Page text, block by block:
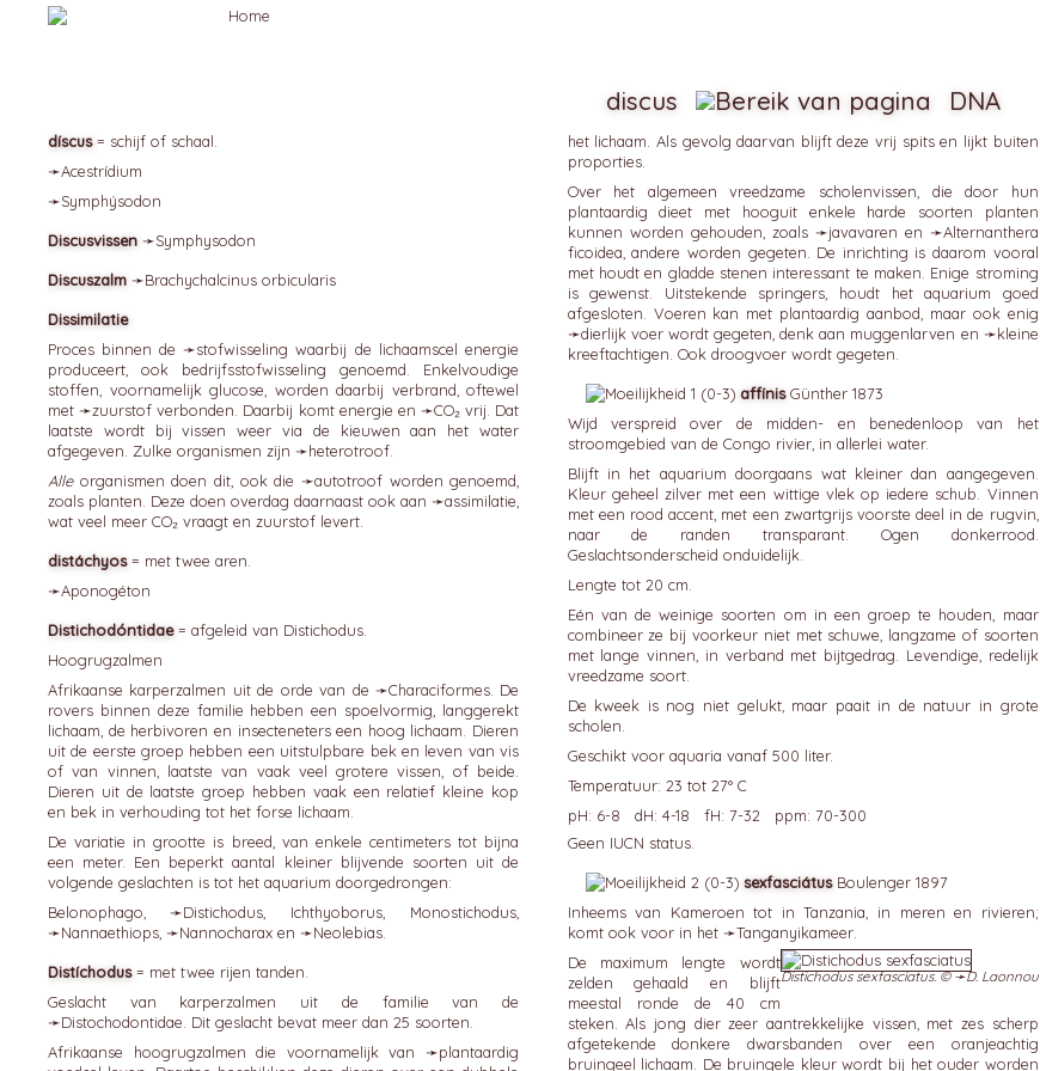
discus DNA
díscus = schijf of schaal.
➛Acestrídium
➛Symphýsodon
Discusvissen ➛Symphysodon
Discuszalm ➛Brachychalcinus orbicularis
Dissimilatie
Proces binnen de ➛stofwisseling waarbij de lichaamscel energie
produceert, ook bedrijfsstofwisseling genoemd. Enkelvoudige
stoffen, voornamelijk glucose, worden daarbij verbrand, oftewel
met ➛zuurstof verbonden. Daarbij komt energie en ➛CO₂ vrij. Dat
laatste wordt bij vissen weer via de kieuwen aan het water
afgegeven. Zulke organismen zijn ➛heterotroof
Alleorganismen doen dit, ook die ➛autotroof worden genoemd,
zoals planten. Deze doen overdag daarnaast ook aan ➛assimilatie
wat veel meer CO₂ vraagt en zuurstof levert.
distáchyos = met twee aren.
➛Aponogéton
Distichodóntidae = afgeleid van Distichodus.
Hoogrugzalmen
Afrikaanse karperzalmen uit de orde van de ➛Characiformes . De
rovers binnen deze familie hebben een spoelvormig, langgerekt
lichaam, de herbivoren en insecteneters een hoog lichaam. Dieren
uit de eerste groep hebben een uitstulpbare bek en leven van vis
of van vinnen, laatste van vaak veel grotere vissen, of beide.
Dieren uit de laatste groep hebben vaak een relatief kleine kop
en bek in verhouding tot het forse lichaam.
De variatie in grootte is breed, van enkele centimeters tot bijna
een meter. Een beperkt aantal kleiner blijvende soorten uit de
volgende geslachten is tot het aquarium doorgedrongen:
Belonophago, ➛Distichodus , Ichthyoborus, Monostichodus,
➛Nannaethiops , ➛Nannocharax en ➛Neolebias
Distíchodus = met twee rijen tanden.
Geslacht van karperzalmen uit de familie van de
➛Distochodontidae . Dit geslacht bevat meer dan 25 soorten.
Afrikaanse hoogrugzalmen die voornamelijk van ➛plantaardig
het lichaam. Als gevolg daarvan blijft deze vrij spits en lijkt buiten
proporties.
Over het algemeen vreedzame scholenvissen, die door hun
plantaardig dieet met hooguit enkele harde soorten planten
kunnen worden gehouden, zoals ➛javavaren en ➛Alternanthera
ficoidea, andere worden gegeten. De inrichting is daarom vooral
met houdt en gladde stenen interessant te maken. Enige stroming
is gewenst. Uitstekende springers, houdt het aquarium goed
afgesloten. Voeren kan met plantaardig aanbod, maar ook enig
➛dierlijk voer wordt gegeten, denk aan muggenlarven en ➛kleine
kreeftachtigen . Ook droogvoer wordt gegeten.
affínisGünther 1873
Wijd verspreid over de midden- en benedenloop van het
stroomgebied van de Congo rivier, in allerlei water.
Blijft in het aquarium doorgaans wat kleiner dan aangegeven.
Kleur geheel zilver met een wittige vlek op iedere schub. Vinnen
met een rood accent, met een zwartgrijs voorste deel in de rugvin,
naar de randen transparant. Ogen donkerrood.
Geslachtsonderscheid onduidelijk.
Lengte tot 20 cm.
Eén van de weinige soorten om in een groep te houden, maar
combineer ze bij voorkeur niet met schuwe, langzame of soorten
met lange vinnen, in verband met bijtgedrag. Levendige, redelijk
vreedzame soort.
De kweek is nog niet gelukt, maar paait in de natuur in grote
scholen.
Geschikt voor aquaria vanaf 500 liter.
Temperatuur: 23 tot 27° C
pH: 6-8 dH: 4-18 fH: 7-32 ppm: 70-300
Geen IUCN status.
sexfasciátusBoulenger 1897
Inheems van Kameroen tot in Tanzania, in meren en rivieren;
komt ook voor in het ➛Tanganyikameer.
Distichodus sexfasciatus. © ➛D. Laonnou
De maximum lengte wordt
zelden gehaald en blijft
meestal ronde de 40 cm
steken. Als jong dier zeer aantrekkelijke vissen, met zes scherp
afgetekende donkere dwarsbanden over een oranjeachtig
bruingeel lichaam. De bruingele kleur wordt bij het ouder worden